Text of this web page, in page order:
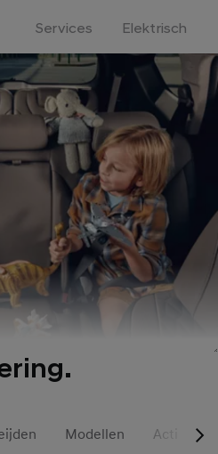
Services
Elektrisch
Modellen Acties